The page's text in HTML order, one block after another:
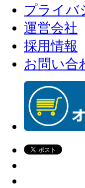
プライバ
運営会社
採用情報
お問い合